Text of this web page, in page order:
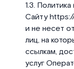
Политика
Сайту
и не несет
лиц, на
ссылкам,
услуг